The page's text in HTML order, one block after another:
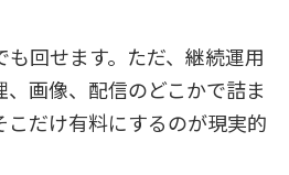
回せます。ただ、継続運用
画像、配信のどこかで詰ま
こだけ有料にするのが現実的